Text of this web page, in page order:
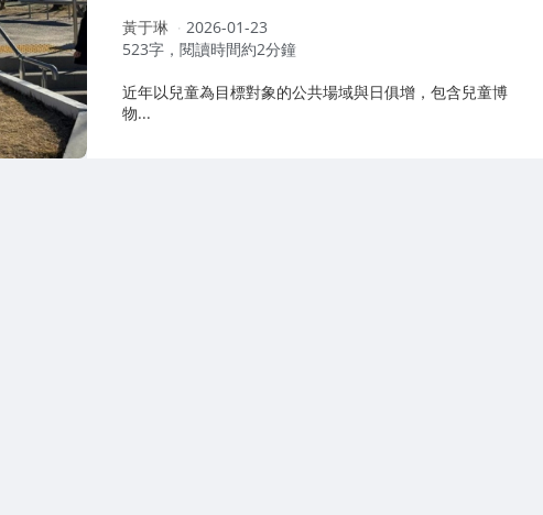
作
者：
黃于琳
2026-01-23
523字，閱讀時間約2分鐘
近年以兒童為目標對象的公共場域與日俱增，包含兒童博
物...